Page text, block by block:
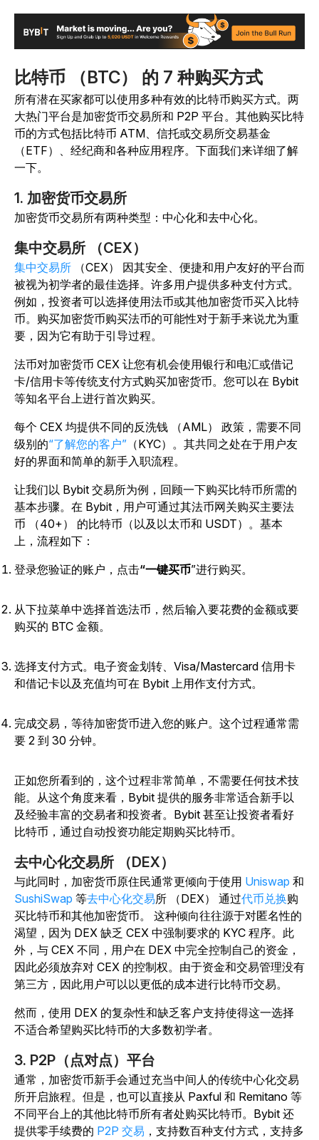
比特币 （BTC） 的 7 种购买方式
所有潜在买家都可以使用多种有效的比特币购买方式。两
大热门平台是加密货币交易所和 P2P 平台。其他购买比特
币的方式包括比特币 ATM、信托或交易所交易基金
（ETF）、经纪商和各种应用程序。下面我们来详细了解
一下。
1. 加密货币交易所
加密货币交易所有两种类型：中心化和去中心化。
集中交易所 （CEX）
集中交易所
（CEX） 因其安全、便捷和用户友好的平台而
被视为初学者的最佳选择。许多用户提供多种支付方式。
例如，投资者可以选择使用法币或其他加密货币买入比特
币。购买加密货币购买法币的可能性对于新手来说尤为重
要，因为它有助于引导过程。
法币对加密货币 CEX 让您有机会使用银行和电汇或借记
卡/信用卡等传统支付方式购买加密货币。您可以在 Bybit
等知名平台上进行首次购买。
每个 CEX 均提供不同的反洗钱 （AML） 政策，需要不同
级别的“了解您的客户” （KYC）。其共同之处在于用户友
好的界面和简单的新手入职流程。
让我们以 Bybit 交易所为例，回顾一下购买比特币所需的
基本步骤。在 Bybit，用户可通过其法币网关购买主要法
币 （40+） 的比特币（以及以太币和 USDT）。基本
上，流程如下：
登录您验证的账户，点击“一键买币”进行购买。
从下拉菜单中选择首选法币，然后输入要花费的金额或要
购买的 BTC 金额。
选择支付方式。电子资金划转、Visa/Mastercard 信用卡
和借记卡以及充值均可在 Bybit 上用作支付方式。
完成交易，等待加密货币进入您的账户。这个过程通常需
要 2 到 30 分钟。
正如您所看到的，这个过程非常简单，不需要任何技术技
能。从这个角度来看，Bybit 提供的服务非常适合新手以
及经验丰富的交易者和投资者。Bybit 甚至让投资者看好
比特币，通过自动投资功能定期购买比特币。
去中心化交易所 （DEX）
与此同时，加密货币原住民通常更倾向于使用 Uniswap 和
SushiSwap 等去中心化交易所 （DEX） 通过代币兑换购
买比特币和其他加密货币。 这种倾向往往源于对匿名性的
渴望，因为 DEX 缺乏 CEX 中强制要求的 KYC 程序。此
外，与 CEX 不同，用户在 DEX 中完全控制自己的资金，
因此必须放弃对 CEX 的控制权。由于资金和交易管理没有
第三方，因此用户可以以更低的成本进行比特币交易。
然而，使用 DEX 的复杂性和缺乏客户支持使得这一选择
不适合希望购买比特币的大多数初学者。
3. P2P（点对点）平台
通常，加密货币新手会通过充当中间人的传统中心化交易
所开启旅程。但是，也可以直接从 Paxful 和 Remitano 等
不同平台上的其他比特币所有者处购买比特币。Bybit 还
提供零手续费的 P2P 交易 ，支持数百种支付方式，支持多